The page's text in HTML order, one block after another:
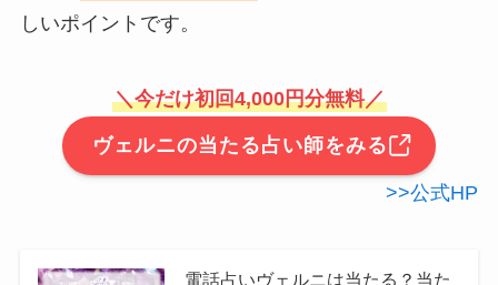
しいポイントです。
＼今だけ初回4,000円分無料／
ヴェルニの当たる占い師をみる
>>公式HP
電話占いヴェルニは当たる？当た